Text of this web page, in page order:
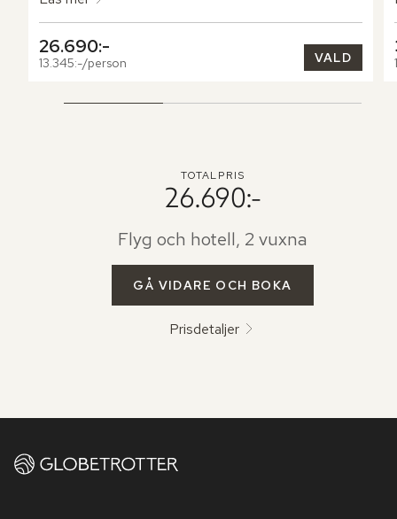
26.690:-
13.345:-/person VALD
TOTALPRIS
26.690:-
Flyg och hotell, 2 vuxna
GÅ VIDARE OCH BOKA
Prisdetaljer